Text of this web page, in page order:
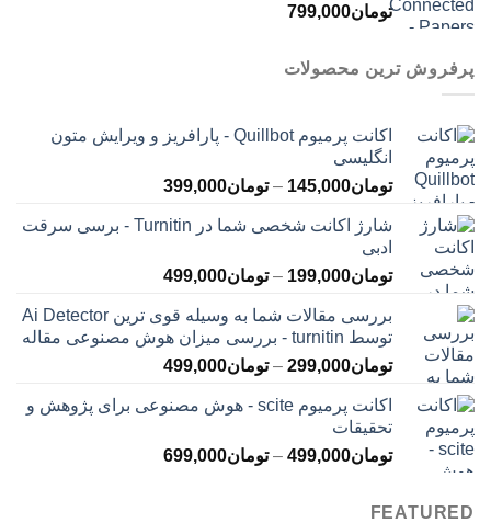
تومان799,000
پرفروش ترین محصولات
اکانت پرمیوم Quillbot - پارافریز و ویرایش متون
انگلیسی
تومان145,000
– تومان399,000محدوده
تومان145,000
تومان399,000
شارژ اکانت شخصی شما در Turnitin - برسی سرقت
ادبی
تومان199,000
– تومان499,000محدوده
تومان199,000
تا
تومان499,000
بررسی مقالات شما به وسیله قوی ترین Ai Detector
توسط turnitin - بررسی میزان هوش مصنوعی مقاله
تومان299,000
– تومان499,000محدوده
تومان299,000
تومان499,000
اکانت پرمیوم scite - هوش مصنوعی برای پژوهش و
تحقیقات
تومان499,000
– تومان699,000محدوده
FEATURED